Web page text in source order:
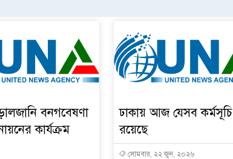
বনগবেষণা
কার্যক্রম
ঢাকায় আজ যেসব কর্মসূচি
রয়েছে
সোমবার, ২২ জুন, ২০২৬